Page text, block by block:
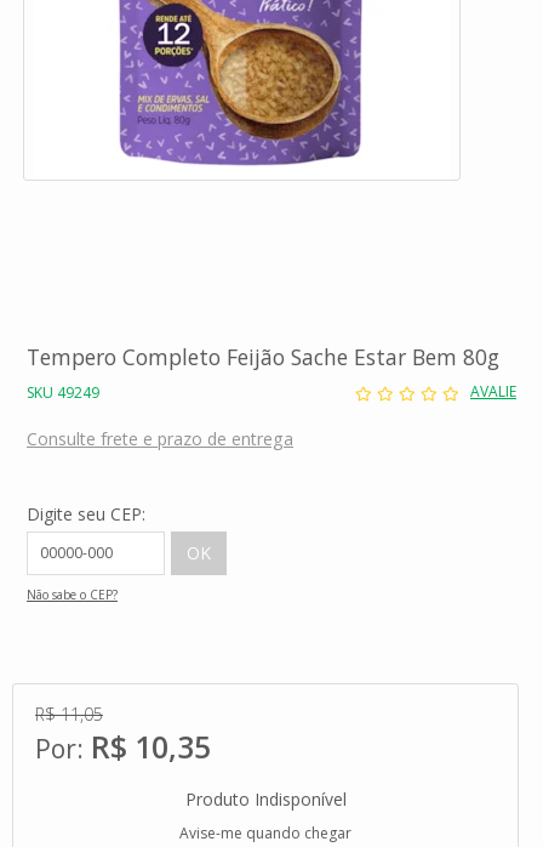
Tempero Completo Feijão Sache Estar Bem 80g
SKU 49249 AVALIE
Consulte frete e prazo de entrega
Digite seu CEP:
Não sabe o CEP?
R$ 11,05
R$ 10,35
Produto Indisponível
Avise-me quando chegar